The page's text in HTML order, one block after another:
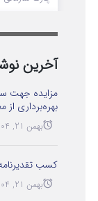
آخرین
مزایده جهت
بهره‌برداری
بهمن 21, 1404
کسب تقدیرنامه دو ستاره در
بهمن 21, 1404